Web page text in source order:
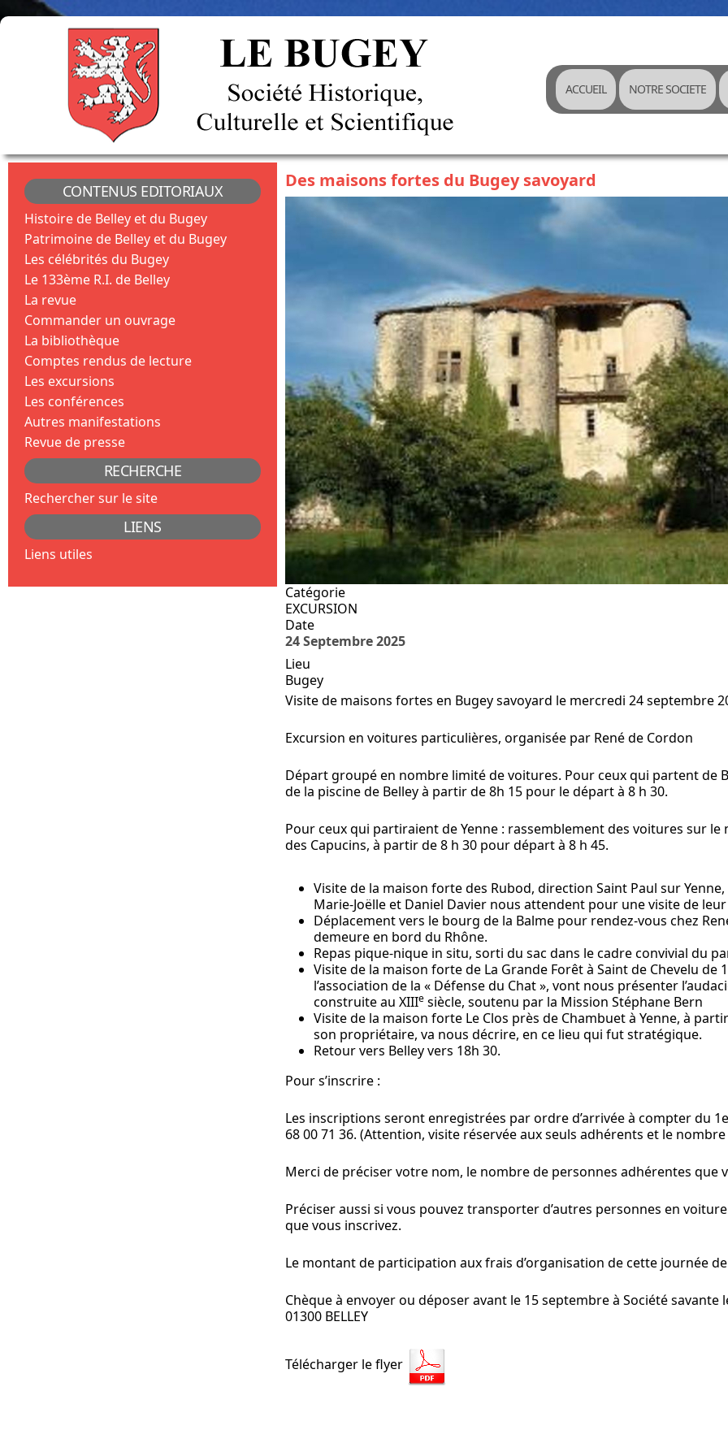
ACCUEIL NOTRE SOCIETE
CONTENUS EDITORIAUX
Histoire de Belley et du Bugey
Patrimoine de Belley et du Bugey
Les célébrités du Bugey
Le 133ème R.I. de Belley
La revue
Commander un ouvrage
La bibliothèque
Comptes rendus de lecture
Les excursions
Les conférences
Autres manifestations
Revue de presse
RECHERCHE
Rechercher sur le site
LIENS
Liens utiles
Des maisons fortes du Bugey savoyard
Catégorie
EXCURSION
Date
24 Septembre 2025
Lieu
Bugey
Visite de maisons fortes en Bugey savoyard le mercredi 24 septembre
Excursion en voitures particulières, organisée par René de Cordon
Départ groupé en nombre limité de voitures. Pour ceux qui partent de
de la piscine de Belley à partir de 8h 15 pour le départ à 8 h 30.
Pour ceux qui partiraient de Yenne : rassemblement des voitures sur
des Capucins, à partir de 8 h 30 pour départ à 8 h 45.
Visite de la maison forte des Rubod, direction Saint Paul sur
Marie-Joëlle et Daniel Davier nous attendent pour une visite de
Déplacement vers le bourg de la Balme pour rendez-vous chez
demeure en bord du Rhône.
Repas pique-nique in situ, sorti du sac dans le cadre convivial du
Visite de la maison forte de La Grande Forêt à Saint de Chevelu de
l’association de la « Défense du Chat », vont nous présenter
construite au XIIIe siècle, soutenu par la Mission Stéphane Bern
Visite de la maison forte Le Clos près de Chambuet à Yenne, à
son propriétaire, va nous décrire, en ce lieu qui fut stratégique.
Retour vers Belley vers 18h 30.
Pour s’inscrire :
Les inscriptions seront enregistrées par ordre d’arrivée à compter du
68 00 71 36. (Attention, visite réservée aux seuls adhérents et le
Merci de préciser votre nom, le nombre de personnes adhérentes que
Préciser aussi si vous pouvez transporter d’autres personnes en
que vous inscrivez.
Le montant de participation aux frais d’organisation de cette journée
Chèque à envoyer ou déposer avant le 15 septembre à Société savante
01300 BELLEY
Télécharger le flyer